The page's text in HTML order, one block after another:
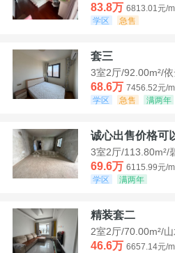
83.8万 6813.01元/
学区
急售
套三
3室2厅/92.00m²/
68.6万 7456.52元/
学区
急售 满两年
诚心出售价格可
3室2厅/113.80m²/
69.6万 6115.99元/
学区
满两年
精装套二
2室2厅/70.00m²/
46.6万 6657.14元/